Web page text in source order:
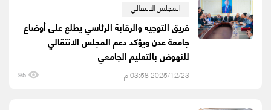
المجلس الانتقالي
فريق التوجيه والرقابة الرئاسي يطلع على أوضاع
جامعة عدن ويؤكد دعم المجلس الانتقالي
للنهوض بالتعليم الجامعي
2025/12/23 03:58 م 95